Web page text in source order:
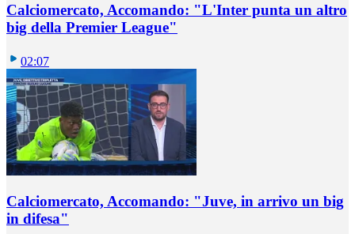
Calciomercato, Accomando: "L'Inter punta un altro
big della Premier League"
02:07
Calciomercato, Accomando: "Juve, in arrivo un big
in difesa"